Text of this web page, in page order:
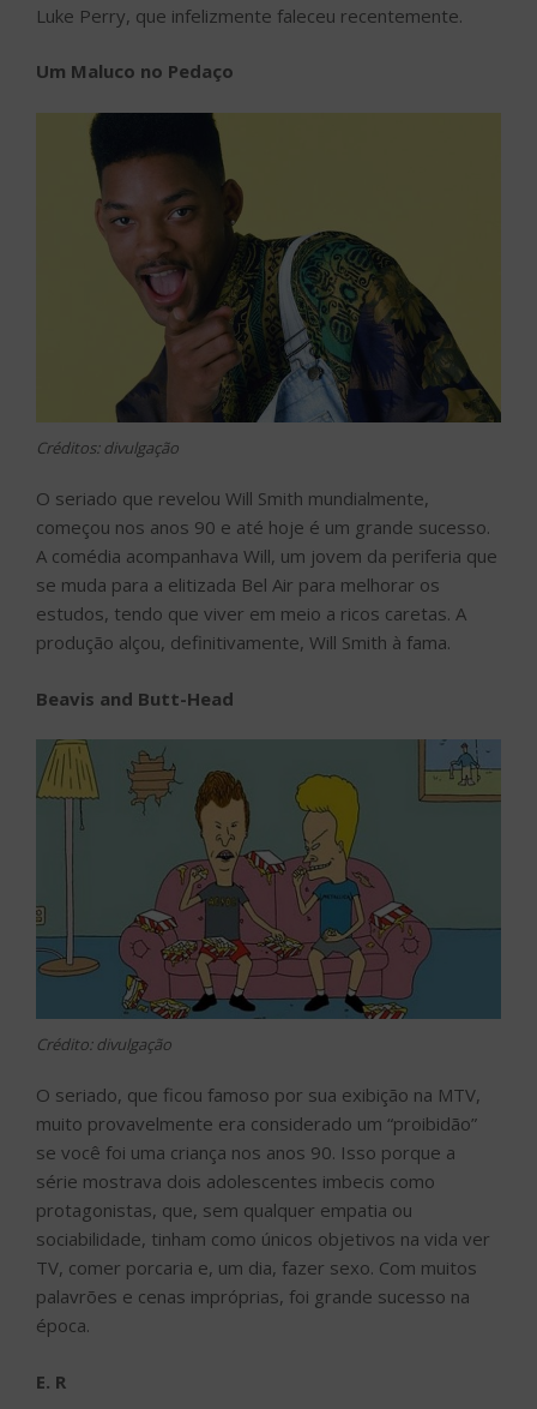
Luke Perry, que infelizmente faleceu recentemente.
Um Maluco no Pedaço
Créditos: divulgação
O seriado que revelou Will Smith mundialmente,
começou nos anos 90 e até hoje é um grande sucesso.
A comédia acompanhava Will, um jovem da periferia que
se muda para a elitizada Bel Air para melhorar os
estudos, tendo que viver em meio a ricos caretas. A
produção alçou, definitivamente, Will Smith à fama.
Beavis and Butt-Head
Crédito: divulgação
O seriado, que ficou famoso por sua exibição na MTV,
muito provavelmente era considerado um “proibidão”
se você foi uma criança nos anos 90. Isso porque a
série mostrava dois adolescentes imbecis como
protagonistas, que, sem qualquer empatia ou
sociabilidade, tinham como únicos objetivos na vida ver
TV, comer porcaria e, um dia, fazer sexo. Com muitos
palavrões e cenas impróprias, foi grande sucesso na
época.
E. R